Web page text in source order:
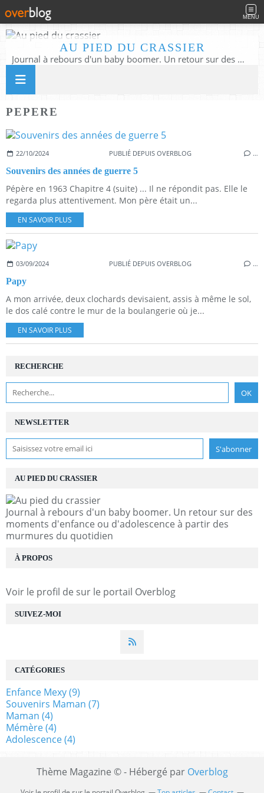
MENU
AU PIED DU CRASSIER
Journal à rebours d'un baby boomer. Un retour sur des moments d'enfance ou d'adolescence à partir des murmures du quotidien
PEPERE
22/10/2024 PUBLIÉ DEPUIS OVERBLOG …
Souvenirs des années de guerre 5
Pépère en 1963 Chapitre 4 (suite) ... Il ne répondit pas. Elle le
regarda plus attentivement. Mon père était un...
EN SAVOIR PLUS
03/09/2024 PUBLIÉ DEPUIS OVERBLOG …
Papy
A mon arrivée, deux clochards devisaient, assis à même le sol,
le dos calé contre le mur de la boulangerie où je...
EN SAVOIR PLUS
NEWSLETTER
SUIVEZ-MOI
RECHERCHE
AU PIED DU CRASSIER
Journal à rebours d'un baby boomer. Un retour sur des
moments d'enfance ou d'adolescence à partir des
murmures du quotidien
À PROPOS
Voir le profil de sur le portail Overblog
CATÉGORIES
Enfance Mexy(9)
Souvenirs Maman (7)
Maman (4)
Mémère(4)
Adolescence(4)
Thème Magazine © - Hébergé par Overblog